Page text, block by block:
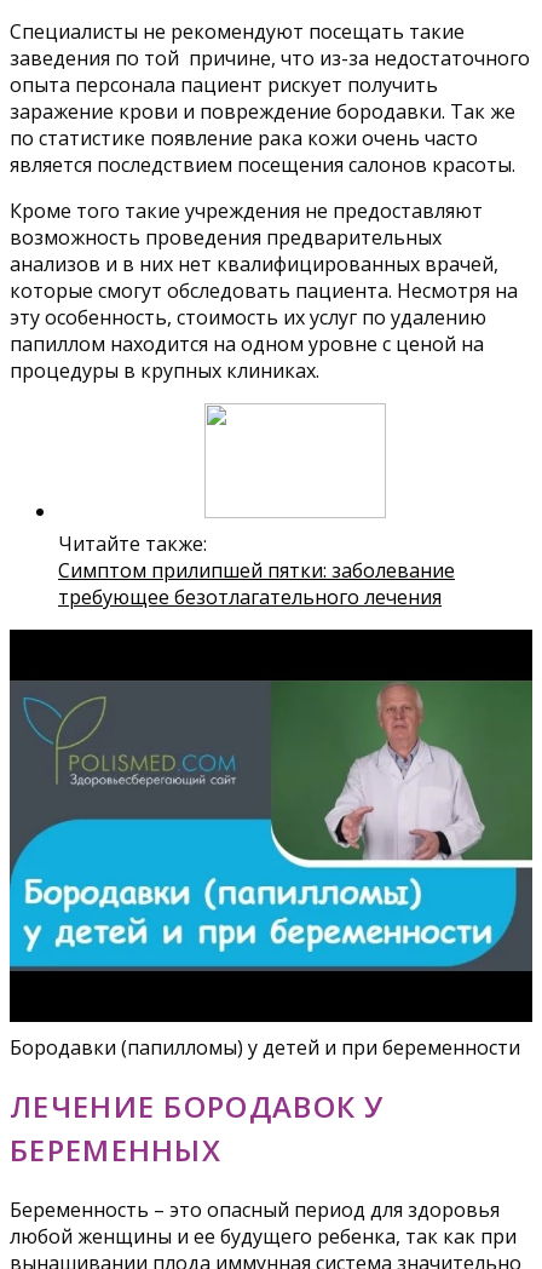
Специалисты не рекомендуют посещать такие
заведения по той причине, что из-за недостаточного
опыта персонала пациент рискует получить
заражение крови и повреждение бородавки. Так же
по статистике появление рака кожи очень часто
является последствием посещения салонов красоты.
Кроме того такие учреждения не предоставляют
возможность проведения предварительных
анализов и в них нет квалифицированных врачей,
которые смогут обследовать пациента. Несмотря на
эту особенность, стоимость их услуг по удалению
папиллом находится на одном уровне с ценой на
процедуры в крупных клиниках.
Читайте также:
Симптом прилипшей пятки: заболевание
требующее безотлагательного лечения
Бородавки (папилломы) у детей и при беременности
ЛЕЧЕНИЕ БОРОДАВОК У
БЕРЕМЕННЫХ
Беременность – это опасный период для здоровья
любой женщины и ее будущего ребенка, так как при
вынашивании плода иммунная система значительно